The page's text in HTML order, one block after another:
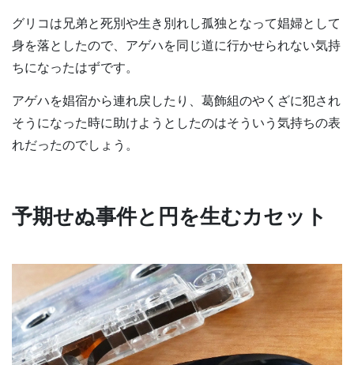
グリコは兄弟と死別や生き別れし孤独となって娼婦として
身を落としたので、アゲハを同じ道に行かせられない気持
ちになったはずです。
アゲハを娼宿から連れ戻したり、葛飾組のやくざに犯され
そうになった時に助けようとしたのはそういう気持ちの表
れだったのでしょう。
予期せぬ事件と円を生むカセット